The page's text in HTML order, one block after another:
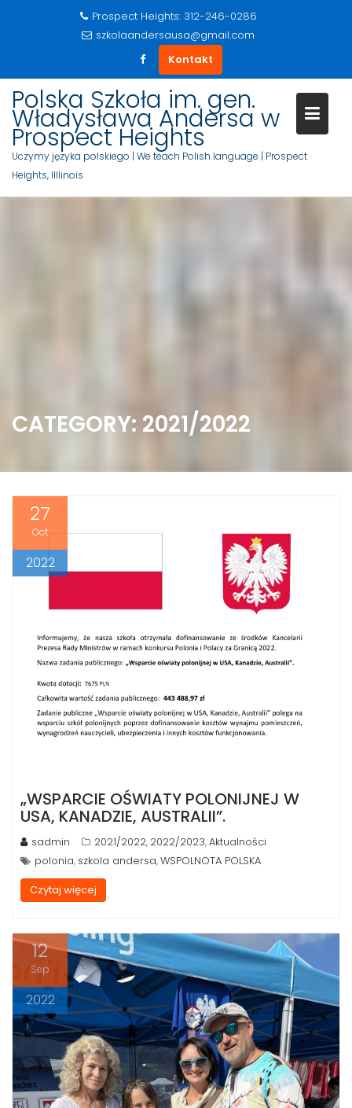
c
Prospect Heights: 312-246-0286
szkolaandersausa@gmail.com
Kontakt
Polska Szkoła im. gen.
Władysława Andersa w
Prospect Heights
Uczymy języka polskiego | We teach Polish language | Prospect
Heights, Illlinois
CATEGORY: 2021/2022
27
Oct
2022
„WSPARCIE OŚWIATY POLONIJNEJ W
USA, KANADZIE, AUSTRALII”.
sadmin 2021/2022, 2022/2023,Aktualności
polonia, szkola andersa,WSPOLNOTA POLSKA
Czytaj więcej
12
Sep
2022